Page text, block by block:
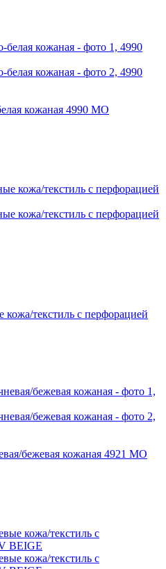
кожаная 4990 MO
текстиль с перфорацией
бежевая кожаная 4921 MO